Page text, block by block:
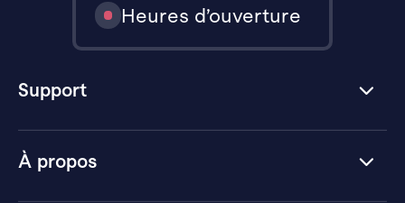
À propos
Heures d’ouverture
Support